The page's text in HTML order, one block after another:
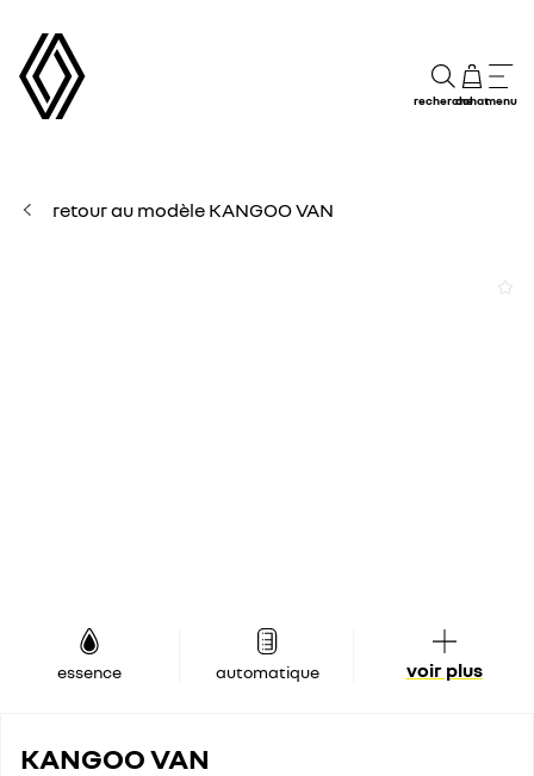
rechercheachatmenu
retour au modèle KANGOO VAN
essence automatique voir plus
KANGOO VAN